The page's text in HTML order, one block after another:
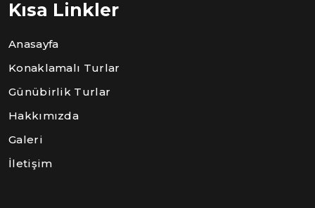
Kısa Linkler
Anasayfa
Konaklamalı Turlar
Günübirlik Turlar
Hakkımızda
Galeri
İletişim